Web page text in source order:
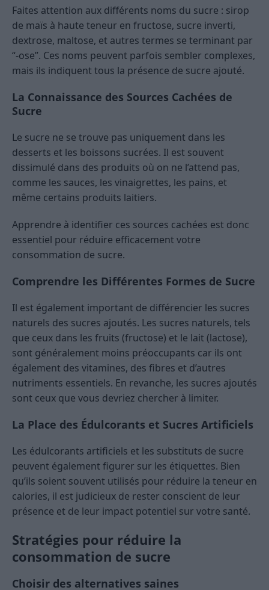
Faites attention aux différents noms du sucre : sirop
de maïs à haute teneur en fructose, sucre inverti,
dextrose, maltose, et autres termes se terminant par
“-ose”. Ces noms peuvent parfois sembler complexes,
mais ils indiquent tous la présence de sucre ajouté.
La Connaissance des Sources Cachées de
Sucre
Le sucre ne se trouve pas uniquement dans les
desserts et les boissons sucrées. Il est souvent
dissimulé dans des produits où on ne l’attend pas,
comme les sauces, les vinaigrettes, les pains, et
même certains produits laitiers.
Apprendre à identifier ces sources cachées est donc
essentiel pour réduire efficacement votre
consommation de sucre.
Comprendre les Différentes Formes de Sucre
Il est également important de différencier les sucres
naturels des sucres ajoutés. Les sucres naturels, tels
que ceux dans les fruits (fructose) et le lait (lactose),
sont généralement moins préoccupants car ils ont
également des vitamines, des fibres et d’autres
nutriments essentiels. En revanche, les sucres ajoutés
sont ceux que vous devriez chercher à limiter.
La Place des Édulcorants et Sucres Artificiels
Les édulcorants artificiels et les substituts de sucre
peuvent également figurer sur les étiquettes. Bien
qu’ils soient souvent utilisés pour réduire la teneur en
calories, il est judicieux de rester conscient de leur
présence et de leur impact potentiel sur votre santé.
Stratégies pour réduire la
consommation de sucre
Choisir des alternatives saines